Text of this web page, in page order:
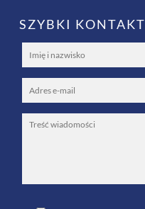
SZYBKI KONTAKT